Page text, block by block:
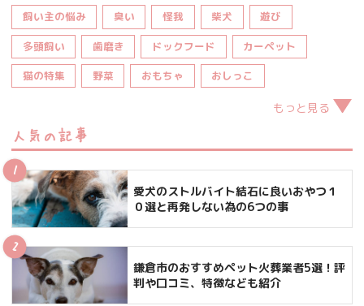
飼い主の悩み 臭い 怪我 柴犬 遊び
多頭飼い 歯磨き ドックフード カーペット
猫の特集 野菜 おもちゃ おしっこ
もっと見る
人気の記事
愛犬のストルバイト結石に良いおやつ１
０選と再発しない為の6つの事
鎌倉市のおすすめペット火葬業者5選！評
判や口コミ、特徴なども紹介